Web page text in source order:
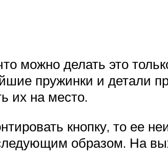
можно делать это
пружинки и детали
их на место.
кнопку, то ее
образом. На